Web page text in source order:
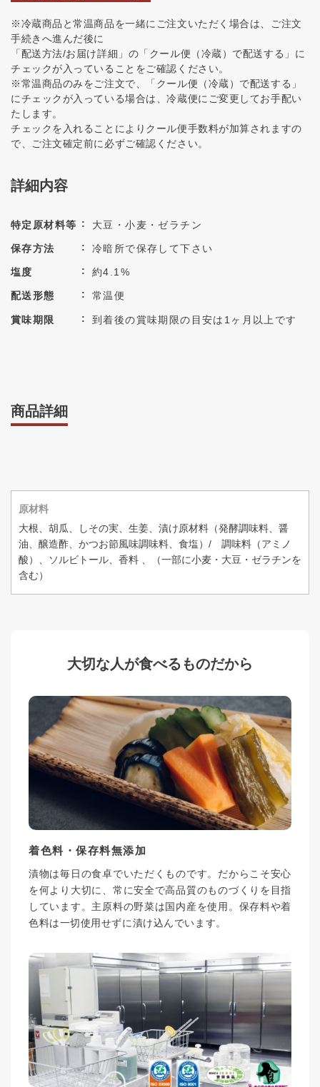
※冷蔵商品と常温商品を一緒にご注文いただく場合は、ご注文
手続きへ進んだ後に
「配送方法/お届け詳細」の「クール便（冷蔵）で配送する」に
チェックが入っていることをご確認ください。
※常温商品のみをご注文で、「クール便（冷蔵）で配送する」
にチェックが入っている場合は、冷蔵便にご変更してお手配い
たします。
チェックを入れることによりクール便手数料が加算されますの
で、ご注文確定前に必ずご確認ください。
詳細内容
特定原材料等 大豆・小麦・ゼラチン
保存方法 冷暗所で保存して下さい
塩度 約4.1%
配送形態 常温便
賞味期限 到着後の賞味期限の目安は1ヶ月以上です
商品詳細
原材料
大根、胡瓜、しその実、生姜、漬け原材料（発酵調味料、醤
油、醸造酢、かつお節風味調味料、食塩）/ 調味料（アミノ
酸）、ソルビトール、香料 、（一部に小麦・大豆・ゼラチンを
含む）
大切な人が食べるものだから
着色料・保存料無添加
漬物は毎日の食卓でいただくものです。だからこそ安心
を何より大切に、常に安全で高品質のものづくりを目指
しています。主原料の野菜は国内産を使用。保存料や着
色料は一切使用せずに漬け込んでいます。